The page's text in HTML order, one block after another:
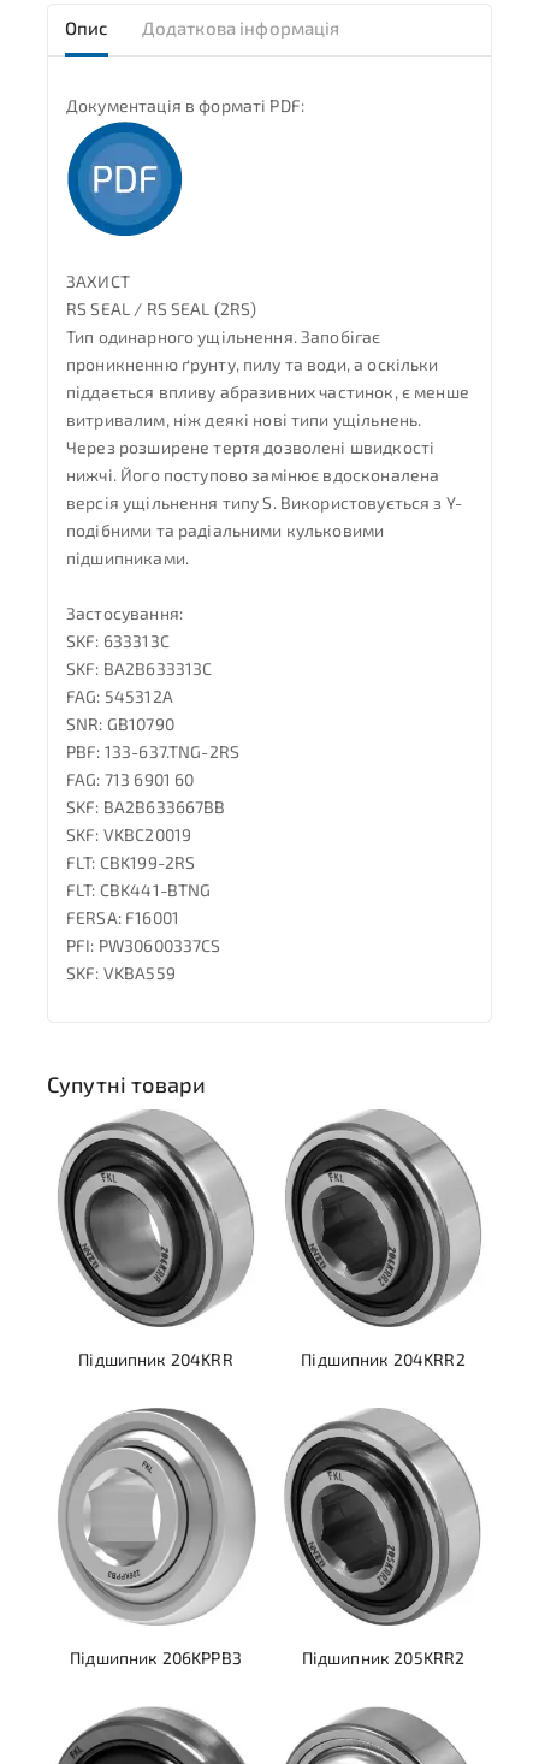
Опис Додаткова інформація
Документація в форматі PDF:
ЗАХИСТ
RS SEAL / RS SEAL (2RS)
Тип одинарного ущільнення. Запобігає
проникненню ґрунту, пилу та води, а оскільки
піддається впливу абразивних частинок, є менше
витривалим, ніж деякі нові типи ущільнень.
Через розширене тертя дозволені швидкості
нижчі. Його поступово замінює вдосконалена
версія ущільнення типу S. Використовується з Y-
подібними та радіальними кульковими
підшипниками.
Застосування:
SKF: 633313C
SKF: BA2B633313C
FAG: 545312A
SNR: GB10790
PBF: 133-637.TNG-2RS
FAG: 713 6901 60
SKF: BA2B633667BB
SKF: VKBC20019
FLT: CBK199-2RS
FLT: CBK441-BTNG
FERSA: F16001
PFI: PW30600337CS
SKF: VKBA559
Супутні товари
Підшипник 204KRR Підшипник 204KRR2
Підшипник 206KPPB3 Підшипник 205KRR2